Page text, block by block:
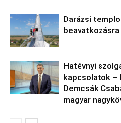
Darázsi
Hatévnyi
kapcsolatok –
Demcsák
magyar